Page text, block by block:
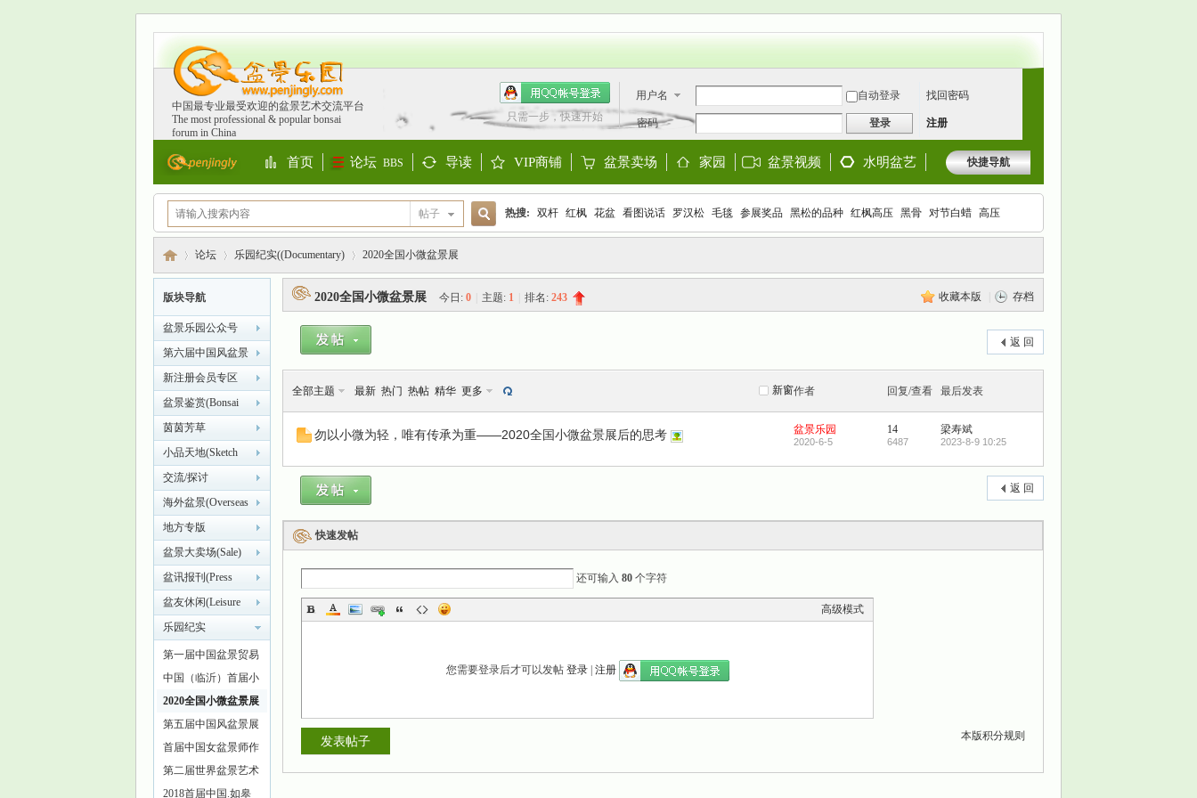
中国最专业最受欢迎的盆景艺术交流平台
The most professional & popular bonsai
forum in China
用户名 自动登录 找回密码
密码 登录 注册
只需一步，快速开始
快捷导航
首页 论坛 BBS 导读 VIP商铺 盆景卖场 家园 盆景视频 水明盆艺
帖子
搜
热搜: 双杆 红枫 花盆 看图说话 罗汉松 毛毯 参展奖品 黑松的品种 红枫高压 黑骨 对节白蜡 高压
盆
景
»
论坛
›
乐园纪实((Documentary) 2020全国小微盆景展
版块导航
盆景乐园公众号
第六届中国风盆景
展（中国宜兴）
新注册会员专区
盆景鉴赏(Bonsai
appreciation)
茵茵芳草
小品天地(Sketch
world)
交流/探讨
海外盆景(Overseas
bonsai)
地方专版
盆景大卖场(Sale)
盆讯报刊(Press
information)
盆友休闲(Leisure
square)
乐园纪实
((Documentary)
第一届中国盆景贸易
发展大会称
中国（临沂）首届小
微盆景展
2020全国小微盆景展
第五届中国风盆景展
首届中国女盆景师作
品展
第二届世界盆景艺术
创作大会
2018首届中国.如皋
收藏本版 存档
2020全国小微盆景展 今日: 0 主题: 1 排名: 243
返 回
新窗
全部主题 最新 热门 热帖 精华 更多 作者 回复/查看 最后发表
勿以小微为轻，唯有传承为重——2020全国小微盆景展后的思考 盆景乐园
2020-6-5
14
6487
梁寿斌
2023-8-9 10:25
返 回
快速发帖
还可输入 80 个字符
高级模式
您需要登录后才可以发帖 登录| 注册
本版积分规则
发表帖子